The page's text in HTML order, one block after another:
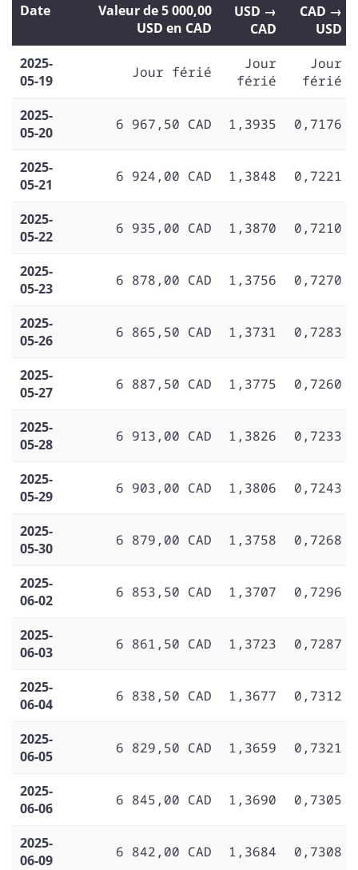
Date
Valeur de 5 000,00
USD en CAD
USD →
CAD
CAD →
USD
2025-
05-19
Jour férié
Jour
férié
Jour
férié
2025-
05-20
6 967,50 CAD 1,3935 0,7176
2025-
05-21
6 924,00 CAD 1,3848 0,7221
2025-
05-22
6 935,00 CAD 1,3870 0,7210
2025-
05-23
6 878,00 CAD 1,3756 0,7270
2025-
05-26
6 865,50 CAD 1,3731 0,7283
2025-
05-27
6 887,50 CAD 1,3775 0,7260
2025-
05-28
6 913,00 CAD 1,3826 0,7233
2025-
05-29
6 903,00 CAD 1,3806 0,7243
2025-
05-30
6 879,00 CAD 1,3758 0,7268
2025-
06-02
6 853,50 CAD 1,3707 0,7296
2025-
06-03
6 861,50 CAD 1,3723 0,7287
2025-
06-04
6 838,50 CAD 1,3677 0,7312
2025-
06-05
6 829,50 CAD 1,3659 0,7321
2025-
06-06
6 845,00 CAD 1,3690 0,7305
2025-
06-09
6 842,00 CAD 1,3684 0,7308